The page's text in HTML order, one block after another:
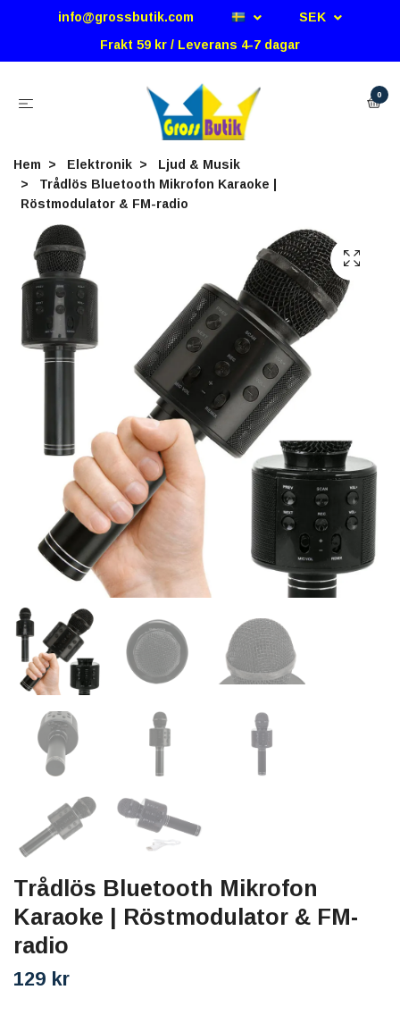
info@grossbutik.com
SEK
Frakt 59 kr / Leverans 4-7 dagar
0
Hem Elektronik
Ljud & Musik
Trådlös Bluetooth Mikrofon Karaoke |
Röstmodulator & FM-radio
Trådlös Bluetooth Mikrofon
Karaoke | Röstmodulator & FM-
radio
129 kr